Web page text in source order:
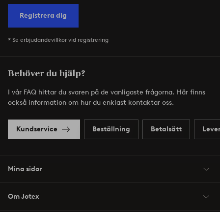
Registrera dig
* Se erbjudandevillkor vid registrering
Behöver du hjälp?
I vår FAQ hittar du svaren på de vanligaste frågorna. Här finns
också information om hur du enklast kontaktar oss.
Kundservice Beställning Betalsätt
Mina sidor
Om Jotex